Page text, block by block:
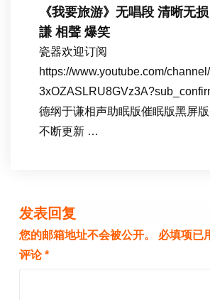
《我要旅游》无唱段 清晰无
謙 相聲 爆笑
瓷器欢迎订阅
https://www.youtube.com/
德纲于谦相声助眠版催眠版黑屏
不断更新 …
发表回复
您的邮箱地址不会被公开。 必填项已
评论*